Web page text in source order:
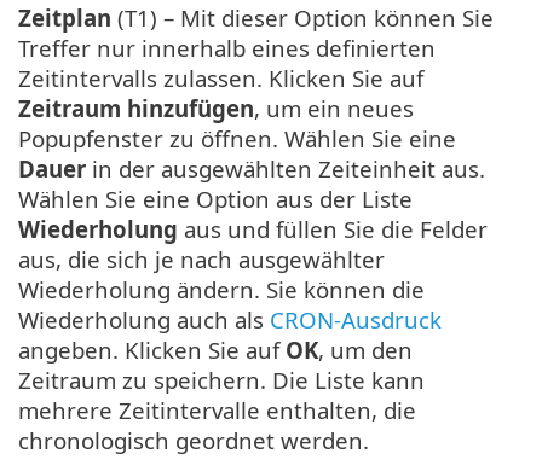
Zeitplan (T1) – Mit dieser Option können Sie
Treffer nur innerhalb eines definierten
Zeitintervalls zulassen. Klicken Sie auf
Zeitraum hinzufügen, um ein neues
Popupfenster zu öffnen. Wählen Sie eine
Dauer in der ausgewählten Zeiteinheit aus.
Wählen Sie eine Option aus der Liste
Wiederholung aus und füllen Sie die Felder
aus, die sich je nach ausgewählter
Wiederholung ändern. Sie können die
Wiederholung auch als CRON-Ausdruck
angeben. Klicken Sie auf OK, um den
Zeitraum zu speichern. Die Liste kann
mehrere Zeitintervalle enthalten, die
chronologisch geordnet werden.